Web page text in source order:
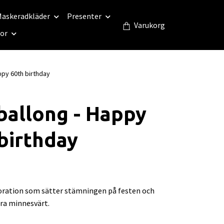
Presenter
Varukorg
60th birthday
- Happy
som sätter stämningen på festen och
minnesvärt.